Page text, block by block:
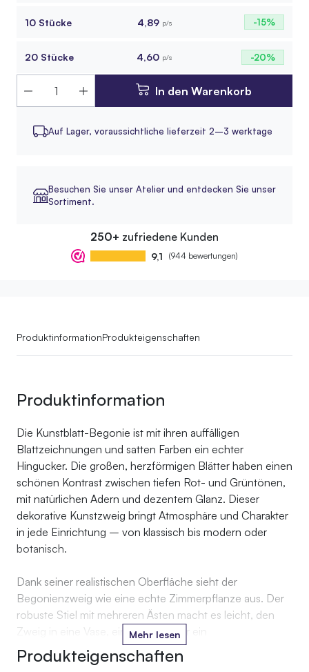
10 Stücke 4,89 p/s -15%
20 Stücke 4,60 p/s -20%
In den Warenkorb
Auf Lager, voraussichtliche lieferzeit 2–3 werktage
Besuchen Sie unser Atelier und entdecken Sie unser
Sortiment.
250+ zufriedene Kunden
9,1 (944 bewertungen)
ProduktinformationProdukteigenschaften
Produktinformation
Die Kunstblatt-Begonie ist mit ihren auffälligen
Blattzeichnungen und satten Farben ein echter
Hingucker. Die großen, herzförmigen Blätter haben einen
schönen Kontrast zwischen tiefen Rot- und Grüntönen,
mit natürlichen Adern und dezentem Glanz. Dieser
dekorative Kunstzweig bringt Atmosphäre und Charakter
in jede Einrichtung – von klassisch bis modern oder
botanisch.
Dank seiner realistischen Oberfläche sieht der
Begonienzweig wie eine echte Zimmerpflanze aus. Der
robuste Stiel mit mehreren Ästen macht es leicht, den
Zweig in eine Vase, einen Topf oder ein
Blumenarrangement einzubinden. Verwende einen
Zweig als Akzent oder kombiniere mehrere für einen
Mehr lesen
Produkteigenschaften